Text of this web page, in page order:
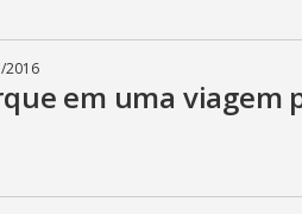
2016
em uma viagem